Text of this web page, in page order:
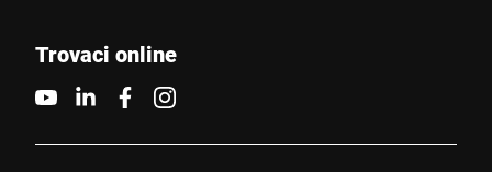
Trovaci online